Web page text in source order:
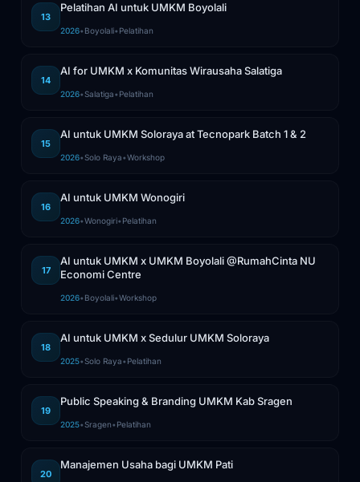
13
Pelatihan AI untuk UMKM Boyolali
2026• Boyolali• Pelatihan
14
AI for UMKM x Komunitas Wirausaha Salatiga
2026•Salatiga• Pelatihan
15
AI untuk UMKM Soloraya at Tecnopark Batch 1 & 2
2026•Solo Raya•Workshop
16
AI untuk UMKM Wonogiri
2026•Wonogiri• Pelatihan
17
AI untuk UMKM x UMKM Boyolali @RumahCinta NU
Economi Centre
2026• Boyolali•Workshop
18
AI untuk UMKM x Sedulur UMKM Soloraya
2025•Solo Raya• Pelatihan
19
Public Speaking & Branding UMKM Kab Sragen
2025•Sragen• Pelatihan
20
Manajemen Usaha bagi UMKM Pati